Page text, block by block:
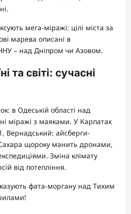
мега-міражі: цілі міста за
марева описані в
– над Дніпром чи Азовом.
та світі: сучасні
в Одеській області над
міражі з маяками. У Карпатах
Вернадський: айсберги-
щороку манить дронами,
Зміна клімату
від потепління.
фата-моргану над Тихим